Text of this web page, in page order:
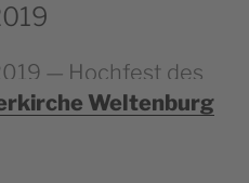
— Hochfest des